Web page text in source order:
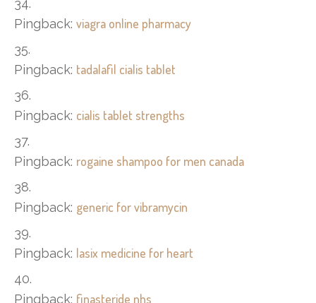
Pingback: viagra online pharmacy
Pingback: tadalafil cialis tablet
Pingback: cialis tablet strengths
Pingback: rogaine shampoo for men canada
Pingback: generic for vibramycin
Pingback: lasix medicine for heart
Pingback: finasteride nhs